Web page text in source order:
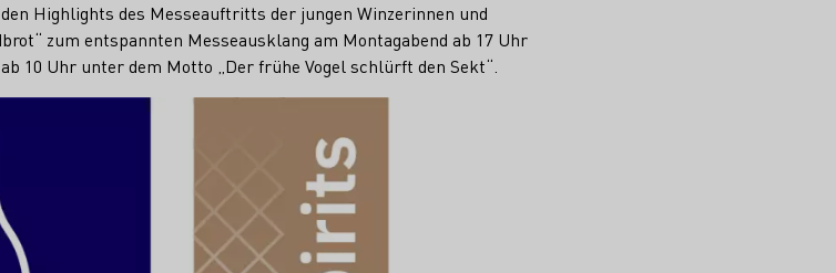
Highlights des Messeauftritts der jungen Winzerinnen und
zum entspannten Messeausklang am Montagabend ab 17 Uhr
10 Uhr unter dem Motto „Der frühe Vogel schlürft den Sekt“.